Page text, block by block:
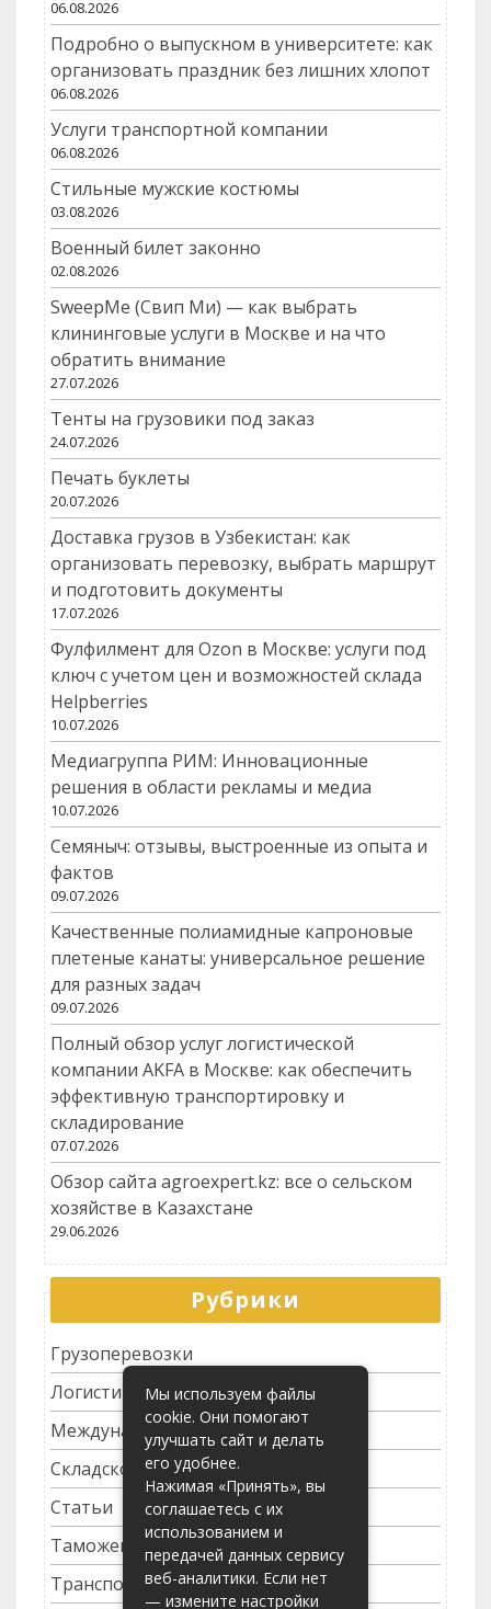
06.08.2026
Подробно о выпускном в университете: как
организовать праздник без лишних хлопот
06.08.2026
Услуги транспортной компании
06.08.2026
Стильные мужские костюмы
03.08.2026
Военный билет законно
02.08.2026
SweepMe (Свип Ми) — как выбрать
клининговые услуги в Москве и на что
обратить внимание
27.07.2026
Тенты на грузовики под заказ
24.07.2026
Печать буклеты
20.07.2026
Доставка грузов в Узбекистан: как
организовать перевозку, выбрать маршрут
и подготовить документы
17.07.2026
Фулфилмент для Ozon в Москве: услуги под
ключ с учетом цен и возможностей склада
Helpberries
10.07.2026
Медиагруппа РИМ: Инновационные
решения в области рекламы и медиа
10.07.2026
Семяныч: отзывы, выстроенные из опыта и
фактов
09.07.2026
Качественные полиамидные капроновые
плетеные канаты: универсальное решение
для разных задач
09.07.2026
Полный обзор услуг логистической
компании AKFA в Москве: как обеспечить
эффективную транспортировку и
складирование
07.07.2026
Обзор сайта agroexpert.kz: все о сельском
хозяйстве в Казахстане
29.06.2026
Рубрики
Грузоперевозки
Логистика
Международные перевозки
Складское хозяйство
Статьи
Таможенное оформление
Транспортные услуги
Мы используем файлы
cookie. Они помогают
улучшать сайт и делать
его удобнее.
Нажимая «Принять», вы
соглашаетесь с их
использованием и
передачей данных сервису
веб-аналитики. Если нет
— измените настройки